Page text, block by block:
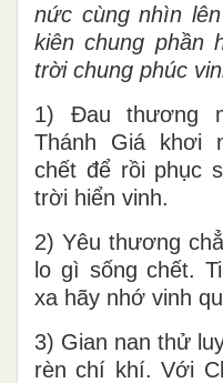
nức cùng nhìn
kiên chung phần
trời chung phúc
1) Đau thương
Thánh Giá khơi
chết để rồi phục
trời hiển vinh.
2) Yêu thương
lo gì sống chết.
xa hãy nhớ vinh
3) Gian nan thử
rèn chí khí. Với